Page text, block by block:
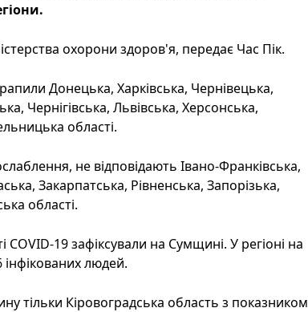
охорони здоров'я, передає Час Пік.
Донецька, Харківська, Чернівецька,
Чернігівська, Львівська, Херсонська,
області.
не відповідають Івано-Франківська,
Закарпатська, Рівненська, Запорізька,
області.
19 зафіксували на Сумщині. У регіоні на
людей.
тільки Кіровоградська область з показником